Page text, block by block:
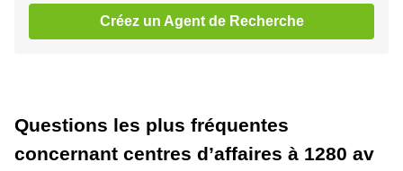
Créez un Agent de Recherche
Questions les plus fréquentes
concernant centres d’affaires à 1280 av